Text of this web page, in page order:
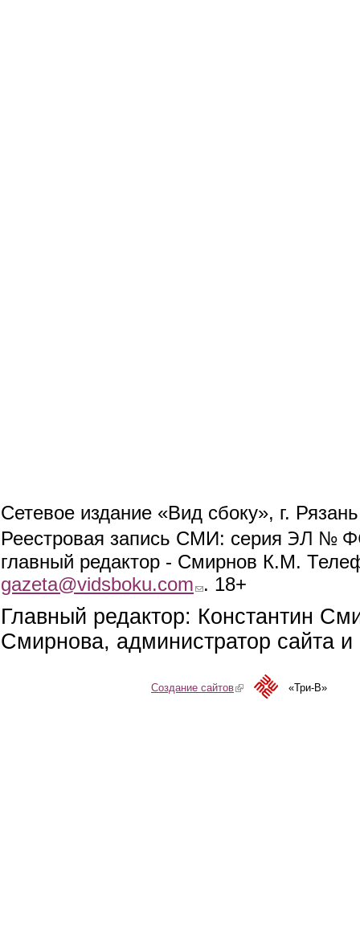
Сетевое издание «Вид сбоку», г.
Реестровая запись СМИ: серия ЭЛ №
главный редактор - Смирнов К.М.
gazeta@vidsboku.com (link sends e-mail)
. 18+
Главный редактор: Константин
Смирнова, администратор сайта
Создание сайтов(link is external)«Три-В»